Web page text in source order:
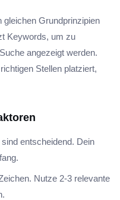
gleichen Grundprinzipien
Keywords, um zu
angezeigt werden.
Stellen platziert,
entscheidend. Dein
Nutze 2-3 relevante